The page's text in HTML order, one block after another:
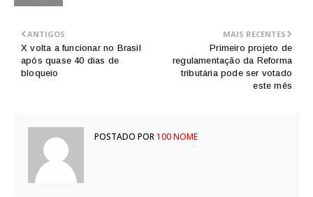
MAIS RECENTES
Primeiro projeto de
regulamentação da Reforma
tributária pode ser votado
este mês
ANTIGOS
X volta a funcionar no Brasil
após quase 40 dias de
bloqueio
POSTADO POR100 NOME